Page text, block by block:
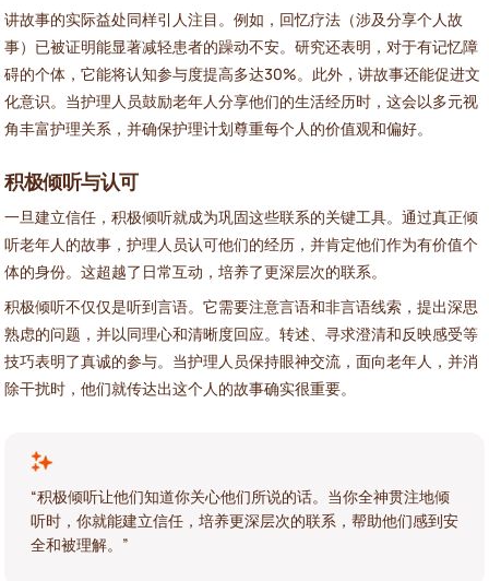
讲故事的实际益处同样引人注目。例如，回忆疗法（涉及分享个人故
事）已被证明能显著减轻患者的躁动不安。研究还表明，对于有记忆障
碍的个体，它能将认知参与度提高多达30%。此外，讲故事还能促进文
化意识。当护理人员鼓励老年人分享他们的生活经历时，这会以多元视
角丰富护理关系，并确保护理计划尊重每个人的价值观和偏好。
积极倾听与认可
一旦建立信任，积极倾听就成为巩固这些联系的关键工具。通过真正倾
听老年人的故事，护理人员认可他们的经历，并肯定他们作为有价值个
体的身份。这超越了日常互动，培养了更深层次的联系。
积极倾听不仅仅是听到言语。它需要注意言语和非言语线索，提出深思
熟虑的问题，并以同理心和清晰度回应。转述、寻求澄清和反映感受等
技巧表明了真诚的参与。当护理人员保持眼神交流，面向老年人，并消
除干扰时，他们就传达出这个人的故事确实很重要。
“积极倾听让他们知道你关心他们所说的话。当你全神贯注地倾
听时，你就能建立信任，培养更深层次的联系，帮助他们感到安
全和被理解。”